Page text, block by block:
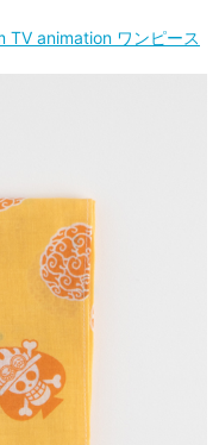
TV animation ワンピース